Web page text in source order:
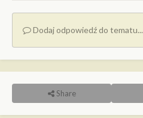
Dodaj odpowiedź do tematu...
Share